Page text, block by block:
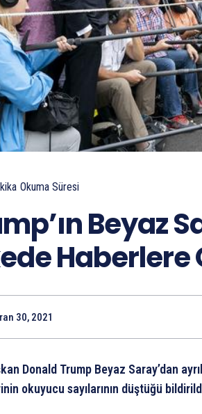
Okuma Süresi
Beyaz
Haberlere
30, 2021
Donald Trump Beyaz Saray’dan
okuyucu sayılarının düştüğü